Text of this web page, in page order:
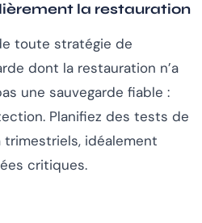
la restauration
toute stratégie de
dont la restauration n’a
une sauvegarde fiable :
Planifiez des tests de
idéalement
critiques.